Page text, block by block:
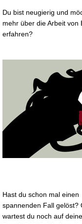
Du bist neugierig und
mehr über die Arbeit von
erfahren?
Hast du schon mal einen
spannenden Fall gelöst?
wartest du noch auf